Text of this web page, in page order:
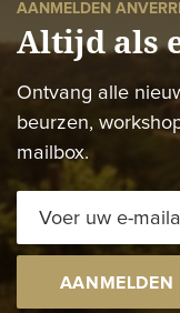
AANMELDEN
Altijd als
Ontvang alle
beurzen,
mailbox.
AANMELDEN